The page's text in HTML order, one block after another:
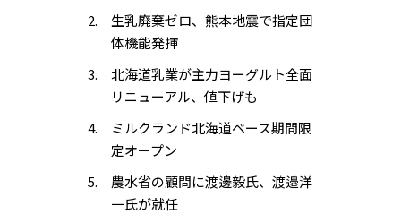
生乳廃棄ゼロ、熊本地震で指定団
体機能発揮
北海道乳業が主力ヨーグルト全面
リニューアル、値下げも
ミルクランド北海道ベース期間限
定オープン
農水省の顧問に渡邊毅氏、渡邉洋
一氏が就任